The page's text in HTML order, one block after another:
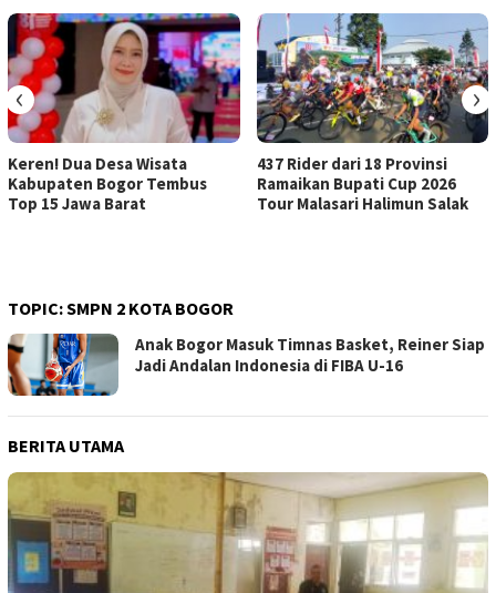
Keren! Dua Desa Wisata
Kabupaten Bogor Tembus
Top 15 Jawa Barat
437 Rider dari 18 Provinsi
Ramaikan Bupati Cup 2026
Tour Malasari Halimun Salak
‹ ›
TOPIC:SMPN 2 KOTA BOGOR
Anak Bogor Masuk Timnas Basket, Reiner Siap
Jadi Andalan Indonesia di FIBA U-16
BERITA UTAMA